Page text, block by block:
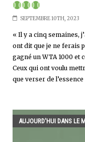
SEPTEMBRE 10TH, 2023
« Il y a cinq semaines,
ont dit que je ne ferais
gagné un WTA 1000 et
Ceux qui ont voulu
que verser de
AUJOURD'HUI DANS LE